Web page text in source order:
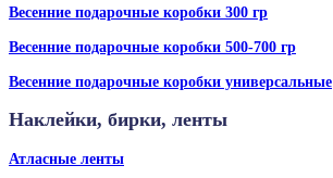
Весенние подарочные коробки 300 гр
Весенние подарочные коробки 500-700 гр
Весенние подарочные коробки универсальные
Наклейки, бирки, ленты
Атласные ленты